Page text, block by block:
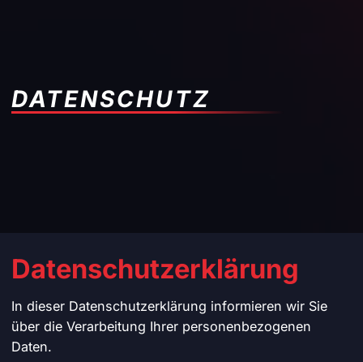
DATENSCHUTZ
Datenschutzerklärung
In dieser Datenschutzerklärung informieren wir Sie
über die Verarbeitung Ihrer personenbezogenen
Daten.